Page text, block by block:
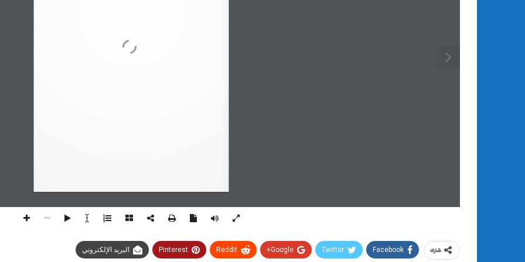
شارك Facebook
Twitter
Google+
ReddIt
Pinterest البريد الإلكتروني